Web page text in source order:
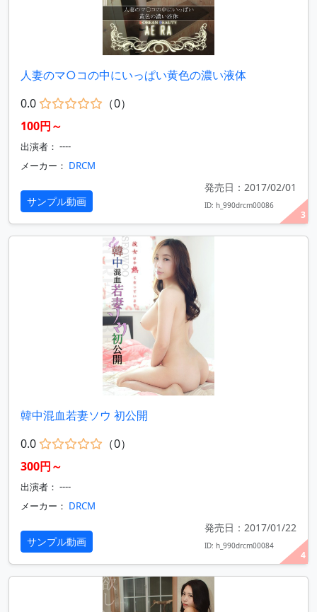
3
人妻のマ○コの中にいっぱい黄色の濃い液体
0.0
（0）
100円～
出演者： ----
メーカー： DRCM
サンプル動画
発売日：2017/02/01
ID: h_990drcm00086
4
韓中混血若妻ソウ 初公開
0.0
（0）
300円～
出演者： ----
メーカー： DRCM
サンプル動画
発売日：2017/01/22
ID: h_990drcm00084